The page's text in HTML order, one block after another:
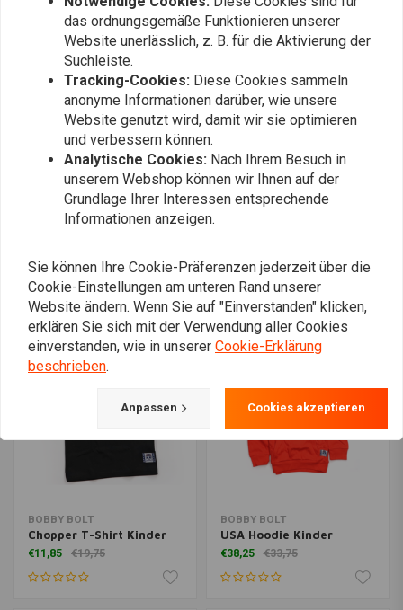
BOBBY BOLT
€40,75 €35,95 €14,81 €22,45
BOBBY BOLT
Chopper T-Shirt Kinder
€11,85 €19,75
BOBBY BOLT
USA Hoodie Kinder
€38,25 €33,75
das ordnungsgemäße Funktionieren unserer
Website unerlässlich, z. B. für die Aktivierung der
Suchleiste.
Tracking-Cookies: Diese Cookies sammeln
anonyme Informationen darüber, wie unsere
Website genutzt wird, damit wir sie optimieren
und verbessern können.
Analytische Cookies: Nach Ihrem Besuch in
unserem Webshop können wir Ihnen auf der
Grundlage Ihrer Interessen entsprechende
Informationen anzeigen.
Sie können Ihre Cookie-Präferenzen jederzeit über die
Cookie-Einstellungen am unteren Rand unserer
Website ändern. Wenn Sie auf "Einverstanden" klicken,
erklären Sie sich mit der Verwendung aller Cookies
einverstanden, wie in unserer Cookie-Erklärung
beschrieben.
Anpassen Cookies akzeptieren